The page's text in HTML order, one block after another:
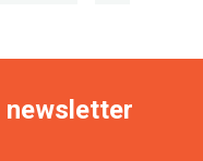
newsletter